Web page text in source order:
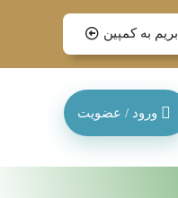
بریم به کمپین
ورود / عضویت